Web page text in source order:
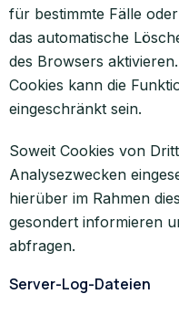
für bestimmte Fälle
das automatische
des Browsers
Cookies kann die
eingeschränkt sein.
Soweit Cookies von
Analysezwecken
hierüber im Rahmen
gesondert informieren
abfragen.
Server-Log-Dateien